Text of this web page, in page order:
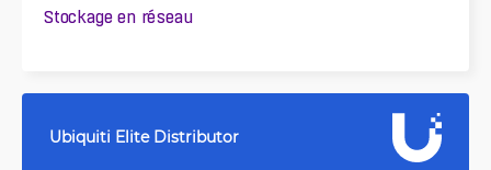
Stockage en réseau
Ubiquiti Elite Distributor